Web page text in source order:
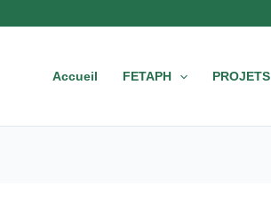
Accueil FETAPH PROJETS